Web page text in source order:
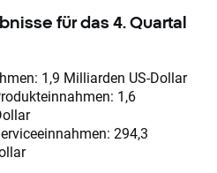
für das 4. Quartal
1,9 Milliarden US-Dollar
1,6
294,3